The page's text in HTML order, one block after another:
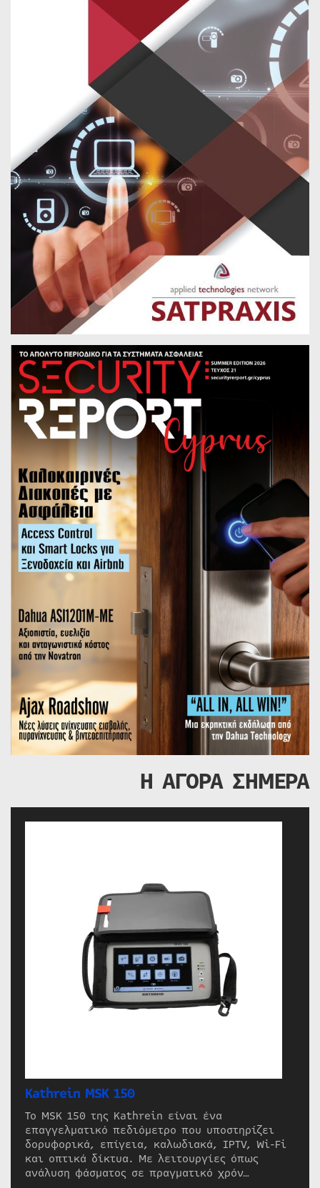
Η ΑΓΟΡΑ ΣΗΜΕΡΑ
Kathrein MSK 150
Το MSK 150 της Kathrein είναι ένα
επαγγελματικό πεδιόμετρο που υποστηρίζει
δορυφορικά, επίγεια, καλωδιακά, IPTV, Wi-Fi
και οπτικά δίκτυα. Με λειτουργίες όπως
ανάλυση φάσματος σε πραγματικό χρόν…